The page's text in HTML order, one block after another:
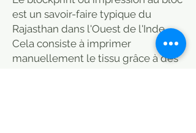
est un savoir-faire typique du
Rajasthan dans l'Ouest de l'Inde.
Cela consiste à imprimer
manuellement le tissu grâce à des